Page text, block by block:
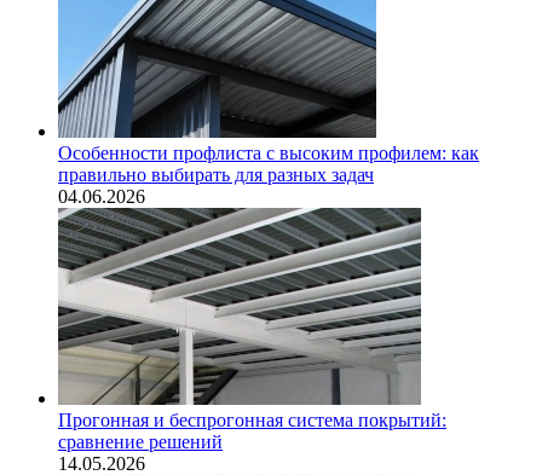
Особенности профлиста с высоким профилем: как
правильно выбирать для разных задач
04.06.2026
Прогонная и беспрогонная система покрытий:
сравнение решений
14.05.2026